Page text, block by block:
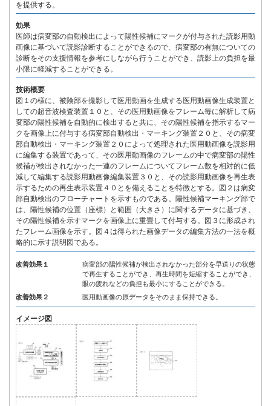
を提供する。
効果
医師は病変部の自動検出によって陽性候補にマークが付与された読影用動
画像に基づいて読影診断することができるので、病変部の有無についての
診断をその支援情報を参考にしながら行うことができ、読影上の負担を最
小限に軽減することができる。
技術概要
図１の様に、被険部を撮影して医用動画を生成する医用動画像生成装置と
しての超音波検査装置１０と、その医用動画像をフレーム毎に解析して病
変部の陽性候補を自動的に検出すると共に、その陽性候補を指示するマー
クを画像上に付与する病変部自動検出・マーキング装置２０と、その病変
部自動検出・マーキング装置２０によって処理された医用動画像を読影用
に編集する装置であって、その医用動画像のフレームの中で病変部の陽性
候補が検出されなかった一連のフレームについてフレーム数を相対的に低
減して編集する読影用動画像編集装置３０と、その読影用動画像を再生表
示するための再生表示装置４０とを備えることを特徴とする。図２は病変
部自動検出のフローチャートを示すものである。陽性候補マーキング部で
は、陽性候補の位置（座標）と範囲（大きさ）に関するデータに基づき、
その陽性候補を示すマークを画像上に重畳して付与する。図３に形成され
たフレーム画像を示す。図４は得られた画像データの編集方法の一法を概
略的に示す説明図である。
改善効果１
病変部の陽性候補が検出されなかった部分を早送りの状態
で再生することができ、再生時間を短縮することができ、
眼の疲れなどの負担も最小にすることができる。
改善効果２
医用動画像の原データをそのまま保持できる。
イメージ図